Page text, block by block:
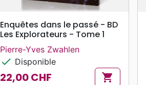
search APERÇU RAPIDE
Enquêtes dans le passé - BD
Les Explorateurs - Tome 1
Pierre-Yves Zwahlen
check Disponible
Prix
22,00 CHF shopping_cart